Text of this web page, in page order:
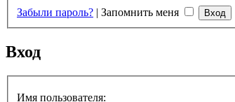
Забыли пароль? | Запомнить меня
Вход
Имя пользователя: